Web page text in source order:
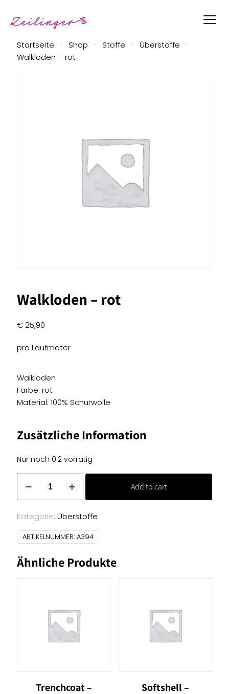
Startseite - Shop - Stoffe - Überstoffe -
Walkloden – rot
Walkloden – rot
€25,90
pro Laufmeter
Walkloden
Farbe: rot
Material: 100% Schurwolle
Zusätzliche Information
Nur noch 0.2 vorrätig
rot
Menge
Add to cart
Kategorie: Überstoffe
ARTIKELNUMMER: A394
Ähnliche Produkte
Trenchcoat –
Softshell –